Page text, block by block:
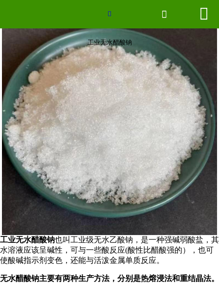
网站首页
联系我们
厂房场景
企业形象
2026世界杯官网
产品分类

工业无水醋酸钠
 
工业无水醋酸钠也叫工业级无水乙酸钠， 是一种强碱弱酸盐，其
水溶液应该呈碱性，可与一些酸反应(酸性比醋酸强的），也可
使酸碱指示剂变色，还能与活泼金属单质反应。
无水醋酸钠主要有两种生产方法，分别是热熔浸法和重结晶法。